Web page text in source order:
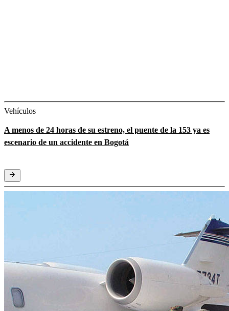
Vehículos
A menos de 24 horas de su estreno, el puente de la 153 ya es
escenario de un accidente en Bogotá